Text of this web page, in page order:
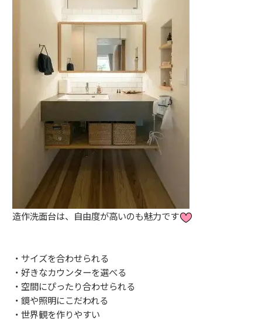
造作洗面台は、自由度が高いのも魅力です
・サイズを合わせられる
・好きなカウンターを選べる
・空間にぴったり合わせられる
・鏡や照明にこだわれる
・世界観を作りやすい